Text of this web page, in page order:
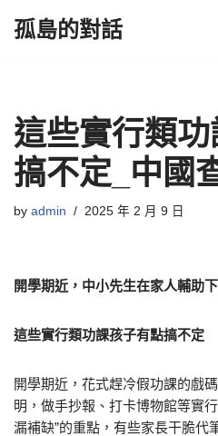
孤島的對話
這些實行類
搞不定_中國
by admin 2025 年 2 月 9 日
開學期近，中小先生在家人輔助
這些實行類功課孩子有點搞不定
開學期近，花式趕冷假功課的戲
明，做手抄報、打卡博物館等實
漏補缺”的重點，有些家長干脆代